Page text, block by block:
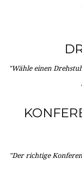
"Wähle einen
"Der richtige